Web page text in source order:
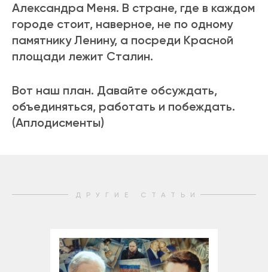
Александра Меня. В стране, где в каждом
городе стоит, наверное, не по одному
памятнику Ленину, а посреди Красной
площади лежит Сталин.
Вот наш план. Давайте обсуждать,
объединяться, работать и побеждать.
(Аплодисменты)
ДРУГИЕ СТАТЬИ